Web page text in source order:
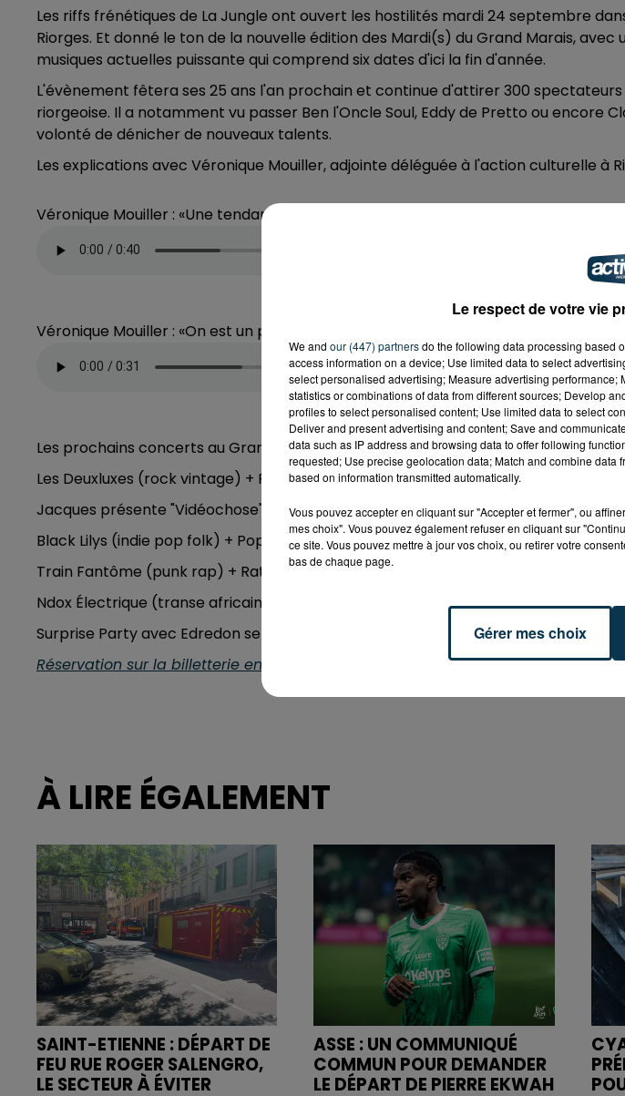
Les riffs frénétiques de La Jungle ont ouvert les hostilités mardi 24 septembre
Riorges. Et donné le ton de la nouvelle édition des Mardi(s) du Grand Marais,
musiques actuelles puissante qui comprend six dates d'ici la fin d'année.
L'évènement fêtera ses 25 ans l'an prochain et continue d'attirer 300
riorgeoise. Il a notamment vu passer Ben l'Oncle Soul, Eddy de Pretto ou encore
volonté de dénicher de nouveaux talents.
Les explications avec Véronique Mouiller, adjointe déléguée à l'action culturelle à
Véronique Mouiller : «Une tendance rock»
Véronique Mouiller : «On est un peu le découvreur de pépites»
Les prochains concerts au Grand Marais :
Les Deuxluxes (rock vintage) + Pili Coït (indie love grunge) mardi 8 octobre
Jacques présente "Vidéochose" (techno transversale) mardi 22 octobre
Black Lilys (indie pop folk) + Poppy Fusée (indie pop) mardi 5 novembre
Train Fantôme (punk rap) + Rature (hip-hop) mardi 19 novembre
Ndox Électrique (transe africaine) mardi 3 décembre
Surprise Party avec Edredon sensible + Ashkabao vendredi 20 décembre
Réservation sur la billetterie en ligne
À LIRE ÉGALEMENT
SAINT-ETIENNE : DÉPART DE
FEU RUE ROGER SALENGRO,
LE SECTEUR À ÉVITER
ASSE : UN COMMUNIQUÉ
COMMUN POUR DEMANDER
LE DÉPART DE PIERRE EKWAH
Le respect de votre vie
We and our (447) partnersdo the following data processing based
access information on a device; Use limited data to select
select personalised advertising; Measure advertising
statistics or combinations of data from different sources; Develop
profiles to select personalised content; Use limited data to select
Deliver and present advertising and content; Save and
data such as IP address and browsing data to offer following
requested; Use precise geolocation data; Match and combine
based on information transmitted automatically.
Vous pouvez accepter en cliquant sur "Accepter et fermer", ou
mes choix". Vous pouvez également refuser en cliquant sur
ce site. Vous pouvez mettre à jour vos choix, ou retirer votre
bas de chaque page.
Gérer mes choix